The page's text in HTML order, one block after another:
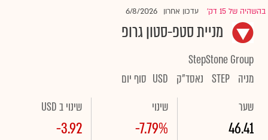
בהשהיה של 15 דק' |עדכון אחרון 6/8/2026
מניית סטפ-סטון גרופ
StepStone Group
מניה STEP נאסד"ק USD סוף יום
שער
46.41
שינוי
-7.79%
שינוי ב USD
-3.92